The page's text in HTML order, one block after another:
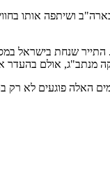
ושיתפה אותו
מנתב"ג, אולם
האלה פוגעים לא